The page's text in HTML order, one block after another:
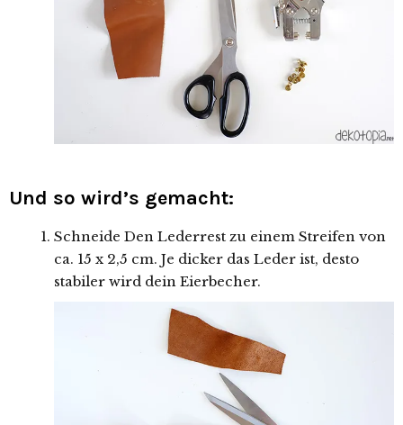
Und so wird’s gemacht:
Schneide Den Lederrest zu einem Streifen von
ca. 15 x 2,5 cm. Je dicker das Leder ist, desto
stabiler wird dein Eierbecher.